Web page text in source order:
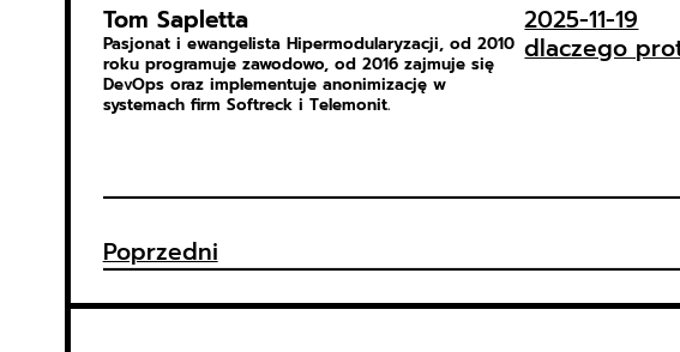
Tom Sapletta
Pasjonat i ewangelista Hipermodularyzacji, od 2010
roku programuje zawodowo, od 2016 zajmuje się
DevOps oraz implementuje anonimizację w
systemach firm Softreck i Telemonit.
2025-11-19
dlaczego
Poprzedni